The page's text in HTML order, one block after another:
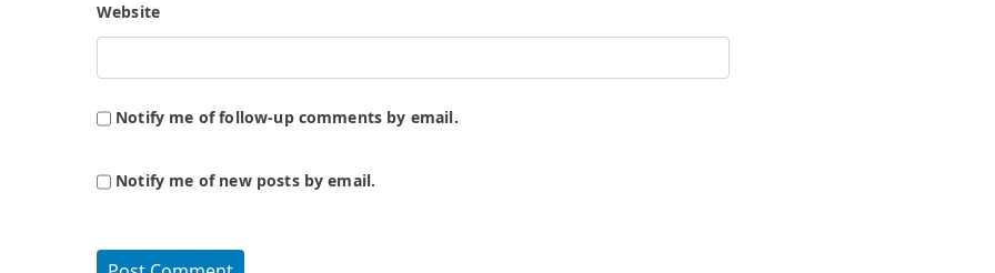
Website
Notify me of follow-up comments by email.
Notify me of new posts by email.